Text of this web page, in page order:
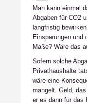
Man kann einmal
Abgaben für CO2
langfristig
Einsparungen und
Maße? Wäre das
Sofern solche
Privathaushalte
wäre eine
mangelt. Geld,
er es dann für das